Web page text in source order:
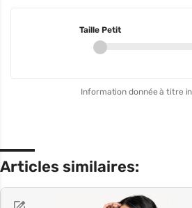
Taille Petit
Information donnée à titre
Articles similaires: